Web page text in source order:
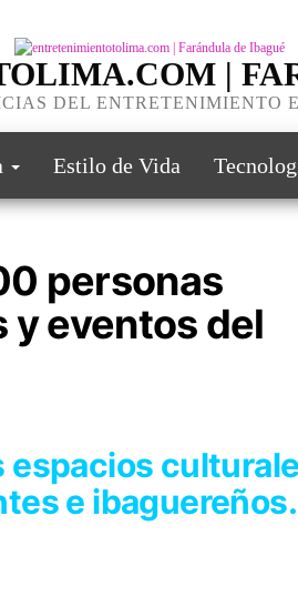
|
DEL ENTRETENIMIENTO
Estilo de Vida
personas
eventos del
espacios
e ibaguereños.